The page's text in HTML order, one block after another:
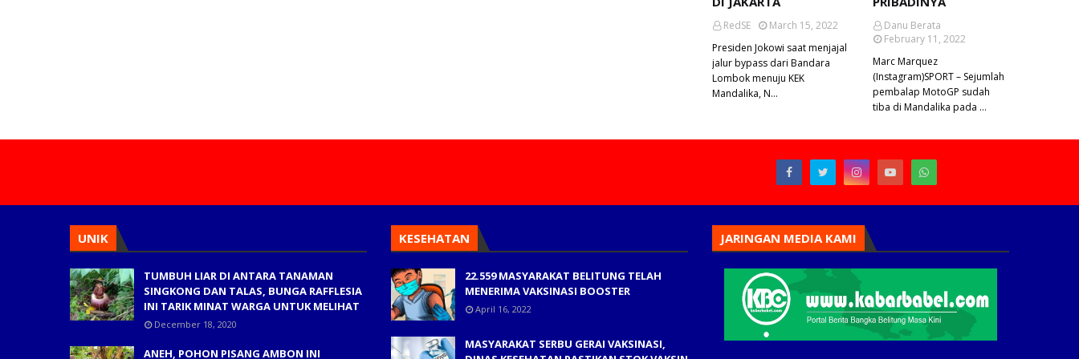
RedSE
March 15, 2022
Presiden Jokowi saat menjajal
jalur bypass dari Bandara
Lombok menuju KEK
Mandalika, N…
Danu Berata
February 11, 2022
Marc Marquez
(Instagram)SPORT – Sejumlah
pembalap MotoGP sudah
tiba di Mandalika pada …
UNIK
TUMBUH LIAR DI ANTARA TANAMAN
SINGKONG DAN TALAS, BUNGA RAFFLESIA
INI TARIK MINAT WARGA UNTUK MELIHAT
December 18, 2020
ANEH, POHON PISANG AMBON INI
KESEHATAN
22.559 MASYARAKAT BELITUNG TELAH
MENERIMA VAKSINASI BOOSTER
April 16, 2022
MASYARAKAT SERBU GERAI VAKSINASI,
JARINGAN MEDIA KAMI